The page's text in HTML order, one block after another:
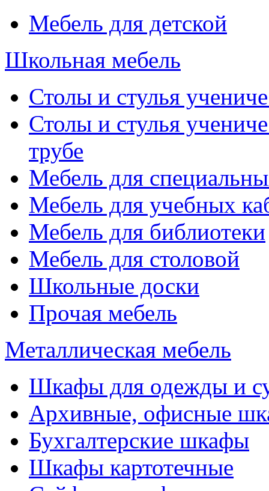
Мебель для детской
Школьная мебель
Столы и стулья
Столы и стулья
трубе
Мебель для
Мебель для учебных
Мебель для библиотеки
Мебель для столовой
Школьные доски
Прочая мебель
Металлическая мебель
Шкафы для одежды и
Архивные, офисные
Бухгалтерские шкафы
Шкафы картотечные